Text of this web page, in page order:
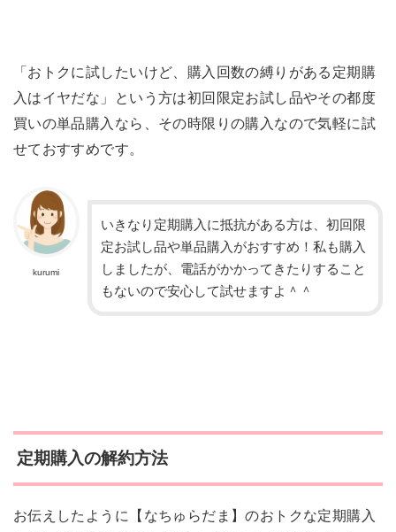
「おトクに試したいけど、購入回数の縛りがある定期購
入はイヤだな」という方は初回限定お試し品やその都度
買いの単品購入なら、その時限りの購入なので気軽に試
せておすすめです。
kurumi
いきなり定期購入に抵抗がある方は、初回限
定お試し品や単品購入がおすすめ！私も購入
しましたが、電話がかかってきたりすること
もないので安心して試せますよ＾＾
定期購入の解約方法
お伝えしたように【なちゅらだま】のおトクな定期購入